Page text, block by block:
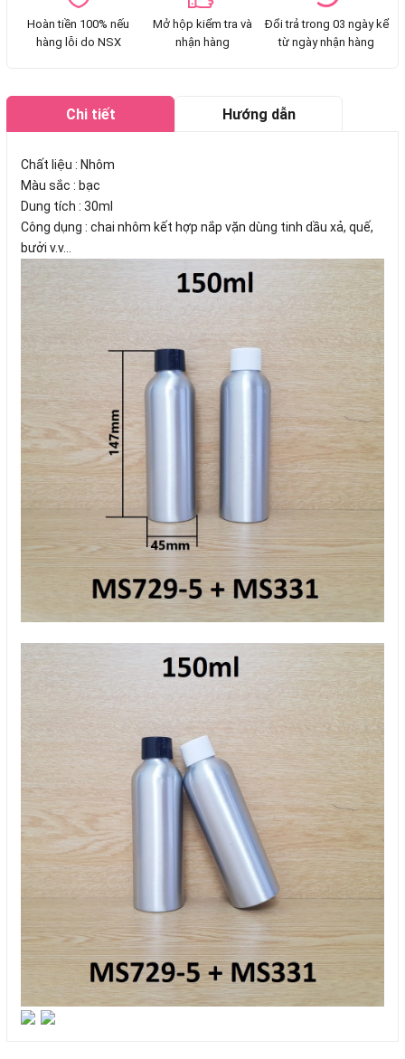
Hoàn tiền 100% nếu
hàng lỗi do NSX
Mở hộp kiểm tra và
nhận hàng
Đổi trả trong 03 ngày kể
từ ngày nhận hàng
Chi tiết Hướng dẫn
Chất liệu : Nhôm
Màu sắc : bạc
Dung tích : 30ml
Công dụng : chai nhôm kết hợp nắp vặn dùng tinh dầu xả, quế,
bưởi v.v...